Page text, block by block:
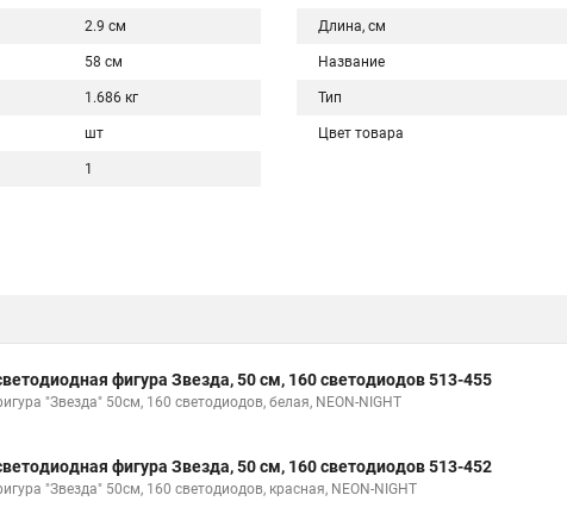
2.9 см
58 см
1.686 кг
шт
1
Длина, см
Название
Тип
Цвет товара
фигура Звезда, 50 см, 160 светодиодов 513-455
"Звезда" 50см, 160 светодиодов, белая, NEON-NIGHT
фигура Звезда, 50 см, 160 светодиодов 513-452
"Звезда" 50см, 160 светодиодов, красная, NEON-NIGHT